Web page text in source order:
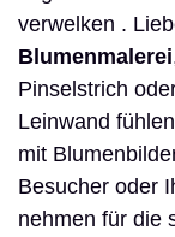
verwelken .
Blumenmalerei
Pinselstrich
Leinwand
mit
Besucher oder
nehmen für die